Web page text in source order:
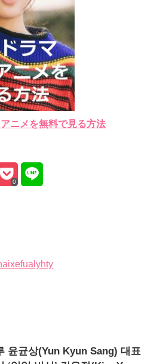
ニメを無料で見る方法
0
윤균상(Yun Kyun Sang) 대표